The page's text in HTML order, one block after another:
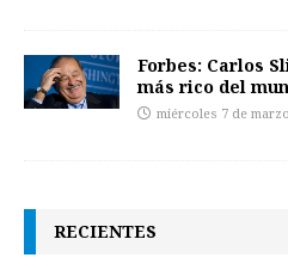
Forbes: Carlos
más rico del
miércoles 7 de
RECIENTES